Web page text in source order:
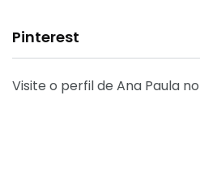
Pinterest
Visite o perfil de Ana Paula